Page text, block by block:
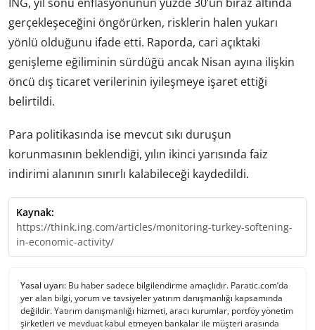
gerçekleşeceğini öngörürken, risklerin halen yukarı
yönlü olduğunu ifade etti. Raporda, cari açıktaki
genişleme eğiliminin sürdüğü ancak Nisan ayına ilişkin
öncü dış ticaret verilerinin iyileşmeye işaret ettiği
belirtildi.
Para politikasında ise mevcut sıkı duruşun
korunmasının beklendiği, yılın ikinci yarısında faiz
indirimi alanının sınırlı kalabileceği kaydedildi.
Kaynak:
https://think.ing.com/articles/monitoring-turkey-softening-
in-economic-activity/
Yasal uyarı: Bu haber sadece bilgilendirme amaçlıdır. Paratic.com’da
yer alan bilgi, yorum ve tavsiyeler yatırım danışmanlığı kapsamında
değildir. Yatırım danışmanlığı hizmeti, aracı kurumlar, portföy yönetim
şirketleri ve mevduat kabul etmeyen bankalar ile müşteri arasında